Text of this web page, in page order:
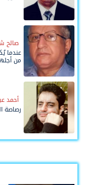
صالح
عندما
من
أحمد
رصاصة